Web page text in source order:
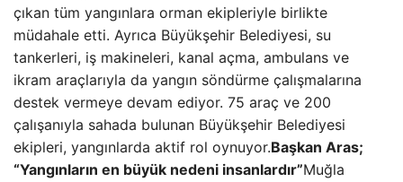
çıkan tüm yangınlara orman ekipleriyle birlikte
müdahale etti. Ayrıca Büyükşehir Belediyesi, su
tankerleri, iş makineleri, kanal açma, ambulans ve
ikram araçlarıyla da yangın söndürme çalışmalarına
destek vermeye devam ediyor. 75 araç ve 200
çalışanıyla sahada bulunan Büyükşehir Belediyesi
ekipleri, yangınlarda aktif rol oynuyor.Başkan Aras;
“Yangınların en büyük nedeni insanlardır”Muğla